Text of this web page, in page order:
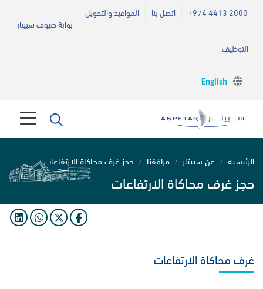
+974 4413 2000 اتصل بنا
المواعيد والتحويل
بوابة ضيوف سبيتار
التوظيف
English
الرئيسية عن سبيتار مرافقنا حجز غرف محاكاة الارتفاعات
حجز غرف محاكاة الارتفاعات
غرف محاكاة الارتفاعات